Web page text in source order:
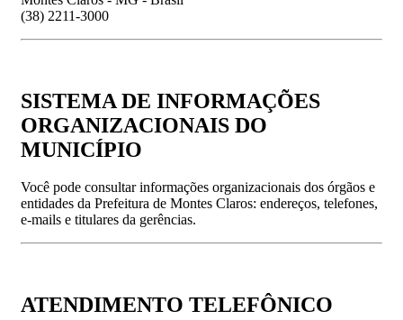
(38) 2211-3000
SISTEMA DE INFORMAÇÕES
ORGANIZACIONAIS DO
MUNICÍPIO
Você pode consultar informações organizacionais dos órgãos e
entidades da Prefeitura de Montes Claros: endereços, telefones,
e-mails e titulares da gerências.
ATENDIMENTO TELEFÔNICO